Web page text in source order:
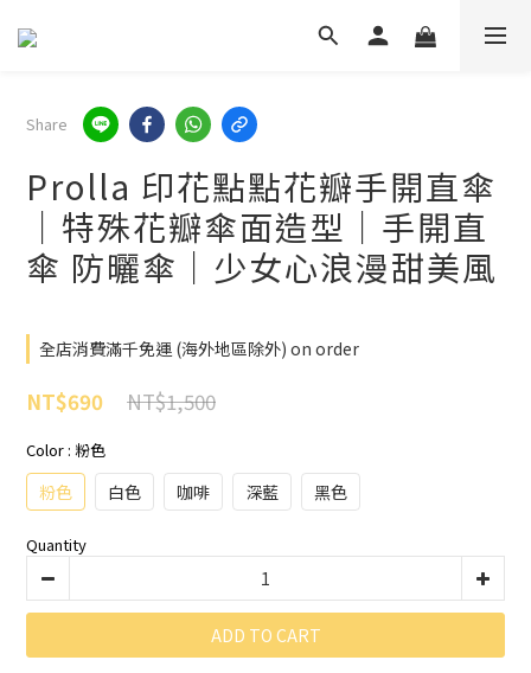
Share
Prolla 印花點點花瓣手開直傘
｜特殊花瓣傘面造型｜手開直
傘 防曬傘｜少女心浪漫甜美風
全店消費滿千免運 (海外地區除外) on order
NT$1,500
NT$690
Color : 粉色
粉色 白色 咖啡 深藍 黑色
Quantity
ADD TO CART